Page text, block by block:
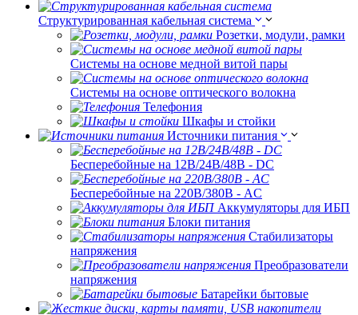
Структурированная кабельная система
Розетки, модули, рамки
Системы на основе медной витой пары
Системы на основе оптического волокна
Телефония
Шкафы и стойки
Источники питания
Бесперебойные на 12В/24В/48В - DC
Бесперебойные на 220В/380В - AC
Аккумуляторы для ИБП
Блоки питания
Стабилизаторы
напряжения
Преобразователи
напряжения
Батарейки бытовые